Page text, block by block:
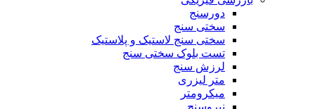
دورسنج
سختی سنج
سختی سنج لاستیک و پلاستیک
تست بلوک سختی سنج
لرزش سنج
متر لیزری
میکرومتر
نیروسنج